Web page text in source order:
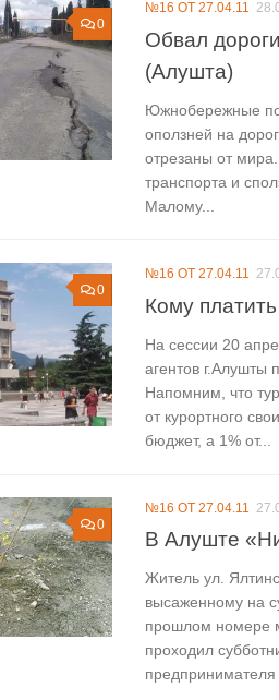
0
№16 ОТ 27.04.11
Обвал
(Алушта)
Южнобережные
оползней на
отрезаны от
транспорта и
Малому...
0
№16 ОТ 27.04.11
Кому
На сессии 20
агентов г.Алушты
Напомним, что
от курортного
бюджет, а 1% от...
0
№16 ОТ 27.04.11
В Алуште
Житель ул.
высаженному на
прошлом номере
проходил